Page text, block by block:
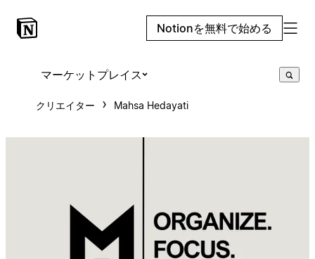
Notionを無料で始める
マーケットプレイス
クリエイター Mahsa Hedayati